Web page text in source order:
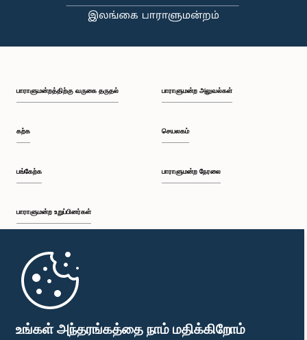
உங்கள் அந்தரங்கத்தை நாம் மதிக்கிறோம்
கௌரவ திஸகுட்டி ஆரச்சி, பா.உ.
உறுப்பினர்
பாராளுமன்றத்திற்கு வருகை தருதல்
கற்க
பங்கேற்க
பாராளுமன்ற உறுப்பினர்கள்
முதற்பக்கம்
பாராளுமன்ற அலுவல்கள்
செயலகம்
பாராளுமன்ற நேரலை
பாராளுமன்ற கையடக்க செயலி